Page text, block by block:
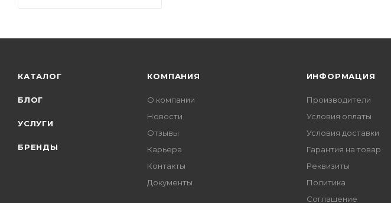
КАТАЛОГ
БЛОГ
УСЛУГИ
БРЕНДЫ
КОМПАНИЯ
О компании
Новости
Отзывы
Карьера
Контакты
Документы
ИНФОРМАЦИЯ
Производители
Условия оплаты
Условия доставки
Гарантия на товар
Реквизиты
Политика
Соглашение